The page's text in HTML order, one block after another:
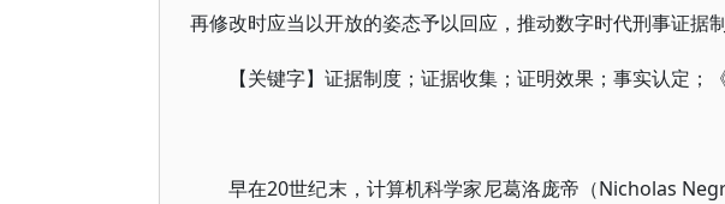
再修改时应当以开放的姿态予以回应，推动数字时代刑事证据制
【关键字】证据制度；证据收集；证明效果；事实认定；
早在20世纪末，计算机科学家尼葛洛庞帝（Nicholas